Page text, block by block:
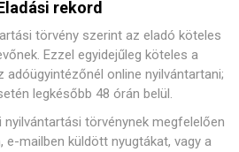
rekord
törvény szerint az eladó köteles
Ezzel egyidejűleg köteles a
online nyilvántartani;
legkésőbb 48 órán belül.
törvénynek megfelelően
e-mailben küldött nyugtákat, vagy a